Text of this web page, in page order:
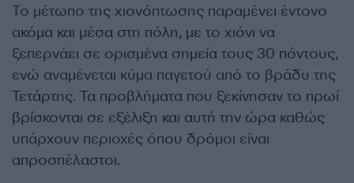
Το μέτωπο της χιονόπτωσης παραμένει έντονο
ακόμα και μέσα στη πόλη, με το χιόνι να
ξεπερνάει σε ορισμένα σημεία τους 30 πόντους,
ενώ αναμένεται κύμα παγετού από το βράδυ της
Τετάρτης. Τα προβλήματα που ξεκίνησαν το πρωί
βρίσκονται σε εξέλιξη και αυτή την ώρα καθώς
υπάρχουν περιοχές όπου δρόμοι είναι
απροσπέλαστοι.